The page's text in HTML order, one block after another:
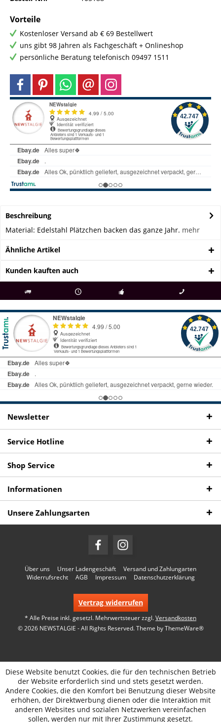
Vorteile
Kostenloser Versand ab € 69 Bestellwert
uns gibt 98 Jahren als Fachgeschäft + Onlineshop
persönliche Beratung telefonisch 09497 1511
Beschreibung
Material: Edelstahl Plätzchen backen das ganze Jahr. mehr
Ähnliche Artikel
Kunden kauften auch
ab € 69 Bestellwert seit 98 Jahren Fachgeschäft + telefonisch erreichbar
09497 1511
Newsletter
Service Hotline
Shop Service
Informationen
Unsere Zahlungsarten
Über uns Unser Ladengeschäft
Versand und Zahlungarten
Widerrufsrecht
AGB Impressum Datenschutzerklärung
Vertrag widerrufen
* Alle Preise inkl. gesetzl. Mehrwertsteuer zzgl.Versandkosten
© 2026 NEWSTALGIE - All Rights Reserved. Theme byThemeWare®
Diese Website benutzt Cookies, die für den technischen Betrieb
der Website erforderlich sind und stets gesetzt werden.
Andere Cookies, die den Komfort bei Benutzung dieser Website
erhöhen, der Direktwerbung dienen oder die Interaktion mit
anderen Websites und sozialen Netzwerken vereinfachen
sollen, werden nur mit Ihrer Zustimmung gesetzt.